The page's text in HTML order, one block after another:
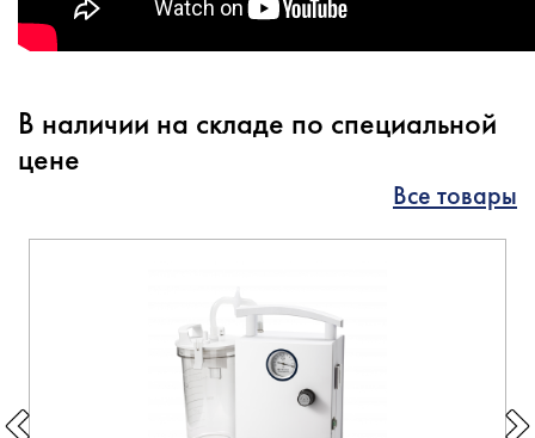
В наличии на складе по специальной
цене
Все товары